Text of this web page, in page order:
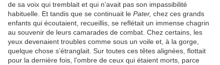
de sa voix qui tremblait et qui n’avait pas son impassibilité
habituelle. Et tandis que se continuait le Pater, chez ces grands
enfants qui écoutaient, recueillis, se reflétait un immense chagrin
au souvenir de leurs camarades de combat. Chez certains, les
yeux devenaient troubles comme sous un voile et, à la gorge,
quelque chose s’étranglait. Sur toutes ces têtes alignées, flottait
pour la dernière fois, l’ombre de ceux qui étaient morts, parce